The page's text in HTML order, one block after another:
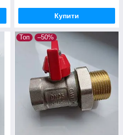
Купити
Топ –50%